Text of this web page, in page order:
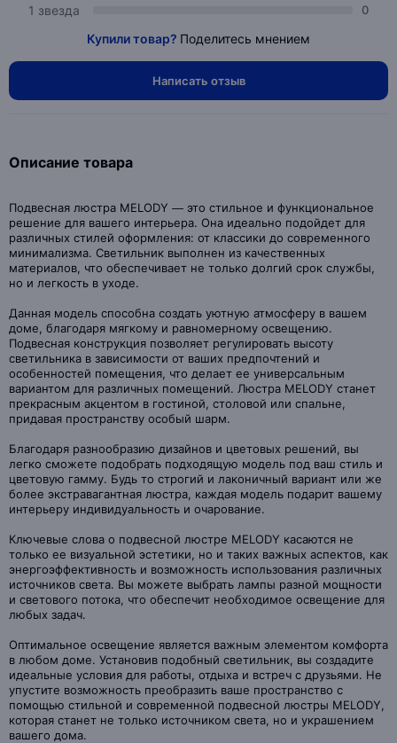
1 звезда 0
Купили товар? Поделитесь мнением
Написать отзыв
Описание товара
Подвесная люстра MELODY — это стильное и функциональное
решение для вашего интерьера. Она идеально подойдет для
различных стилей оформления: от классики до современного
минимализма. Светильник выполнен из качественных
материалов, что обеспечивает не только долгий срок службы,
но и легкость в уходе.
Данная модель способна создать уютную атмосферу в вашем
доме, благодаря мягкому и равномерному освещению.
Подвесная конструкция позволяет регулировать высоту
светильника в зависимости от ваших предпочтений и
особенностей помещения, что делает ее универсальным
вариантом для различных помещений. Люстра MELODY станет
прекрасным акцентом в гостиной, столовой или спальне,
придавая пространству особый шарм.
Благодаря разнообразию дизайнов и цветовых решений, вы
легко сможете подобрать подходящую модель под ваш стиль и
цветовую гамму. Будь то строгий и лаконичный вариант или же
более экстравагантная люстра, каждая модель подарит вашему
интерьеру индивидуальность и очарование.
Ключевые слова о подвесной люстре MELODY касаются не
только ее визуальной эстетики, но и таких важных аспектов, как
энергоэффективность и возможность использования различных
источников света. Вы можете выбрать лампы разной мощности
и светового потока, что обеспечит необходимое освещение для
любых задач.
Оптимальное освещение является важным элементом комфорта
в любом доме. Установив подобный светильник, вы создадите
идеальные условия для работы, отдыха и встреч с друзьями. Не
упустите возможность преобразить ваше пространство с
помощью стильной и современной подвесной люстры MELODY,
которая станет не только источником света, но и украшением
вашего дома.